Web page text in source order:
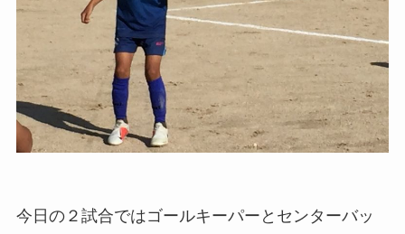
今日の２試合ではゴールキーパーとセンターバッ